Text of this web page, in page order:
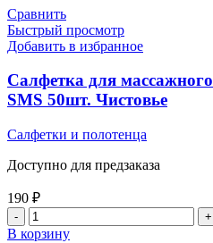
50
шт.
Чистовье
Сравнить
Быстрый просмотр
Добавить в избранное
Салфетка для
SMS 50шт. Чистовье
Салфетки и полотенца
Доступно для предзаказа
190 ₽
Количество
товара
В корзину